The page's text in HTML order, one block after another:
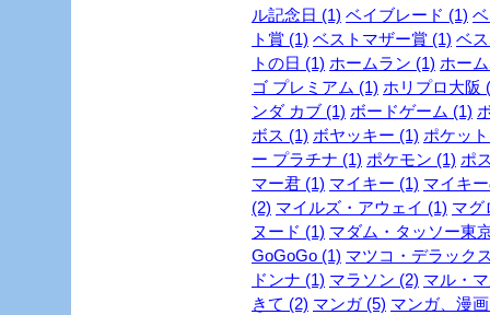
ル記念日 (1) ベイブレード (1)
ト賞 (1) ベストマザー賞 (1) ベ
トの日 (1) ホームラン (1) ホー
ゴ プレミアム (1) ホリプロ大阪
ンダ カブ (1) ボードゲーム (1)
ボス (1) ボヤッキー (1) ポケッ
ー プラチナ (1) ポケモン (1) ポ
マー君 (1) マイキー (1) マイキ
(2) マイルズ・アウェイ (1) マグ
ヌード (1) マダム・タッソー東
GoGoGo (1) マツコ・デラック
ドンナ (1) マラソン (2) マル・
きて (2) マンガ (5) マンガ、漫